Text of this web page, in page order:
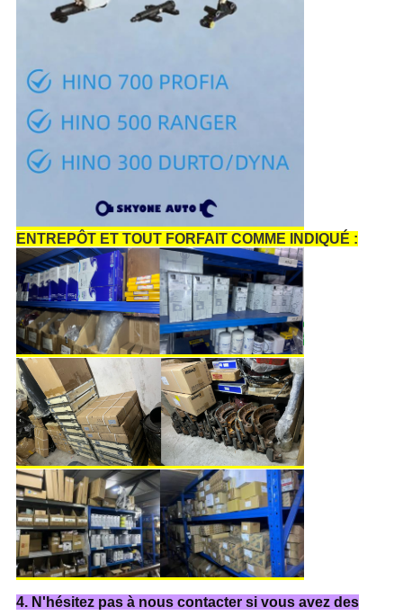
ENTREPÔT ET TOUT FORFAIT COMME INDIQUÉ :
4. N'hésitez pas à nous contacter si vous avez des